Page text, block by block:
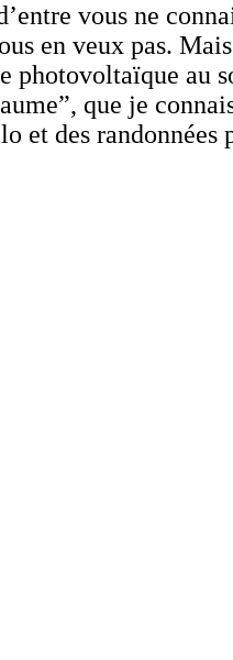
vous ne
en veux pas.
photovoltaïque au
que je
et des randonnées